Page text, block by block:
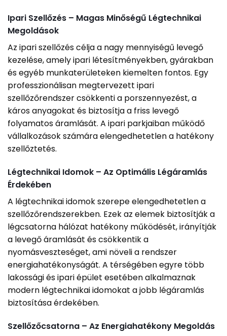
Ipari Szellőzés – Magas Minőségű Légtechnikai
Megoldások
Az ipari szellőzés célja a nagy mennyiségű levegő
kezelése, amely ipari létesítményekben, gyárakban
és egyéb munkaterületeken kiemelten fontos. Egy
professzionálisan megtervezett ipari
szellőzőrendszer csökkenti a porszennyezést, a
káros anyagokat és biztosítja a friss levegő
folyamatos áramlását. A ipari parkjaiban működő
vállalkozások számára elengedhetetlen a hatékony
szellőztetés.
Légtechnikai Idomok – Az Optimális Légáramlás
Érdekében
A légtechnikai idomok szerepe elengedhetetlen a
szellőzőrendszerekben. Ezek az elemek biztosítják a
légcsatorna hálózat hatékony működését, irányítják
a levegő áramlását és csökkentik a
nyomásveszteséget, ami növeli a rendszer
energiahatékonyságát. A térségében egyre több
lakossági és ipari épület esetében alkalmaznak
modern légtechnikai idomokat a jobb légáramlás
biztosítása érdekében.
Szellőzőcsatorna – Az Energiahatékony Megoldás